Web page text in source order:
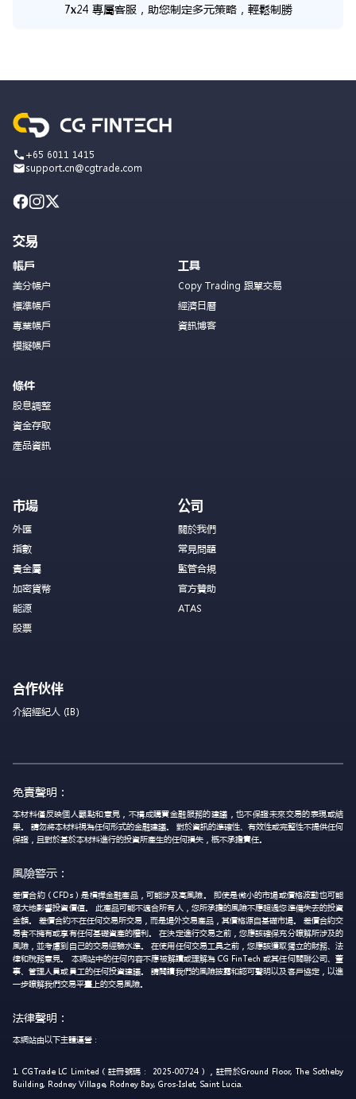
7x24 專屬客服，助您制定多元策略，輕鬆制勝
+65 6011 1415
support.cn@cgtrade.com
交易
帳戶
美分帳户
標準帳戶
專業帳戶
模擬帳戶
條件
股息調整
資金存取
產品資訊
工具
Copy Trading 跟單交易
經濟日曆
資訊博客
市場
外匯
指數
貴金屬
加密貨幣
能源
股票
公司
關於我們
常見問題
監管合規
官方贊助
ATAS
合作伙伴
介紹經紀人 (IB)
免責聲明：
本材料僅反映個人觀點和意見，不構成購買金融服務的建議，也不保證未來交易的表現或結
果。 請勿將本材料視為任何形式的金融建議。 對於資訊的準確性、有效性或完整性不提供任何
保證，且對於基於本材料進行的投資所產生的任何損失，概不承擔責任。
風險警示：
差價合約（CFDs）是槓桿金融產品，可能涉及高風險。 即使是微小的市場或價格波動也可能
極大地影響投資價值。 此產品可能不適合所有人，您所承擔的風險不應超過您準備失去的投資
金額。 差價合約不在任何交易所交易，而是場外交易產品，其價格源自基礎市場。 差價合約交
易者不擁有或享有任何基礎資產的權利。 在決定進行交易之前，您應該確保充分瞭解所涉及的
風險，並考慮到自己的交易經驗水準。 在使用任何交易工具之前，您應該獲取獨立的財務、法
律和稅務意見。 本網站中的任何內容不應被解讀或理解為 CG FinTech 或其任何關聯公司、董
事、管理人員或員工的任何投資建議。 請閱讀我們的風險披露和認可聲明以及客戶協定，以進
一步瞭解我們交易平臺上的交易風險。
法律聲明：
本網站由以下主體運營：
1. CGTrade LC Limited（註冊號碼： 2025-00724），註冊於Ground Floor, The Sotheby
Building, Rodney Village, Rodney Bay, Gros-Islet, Saint Lucia.